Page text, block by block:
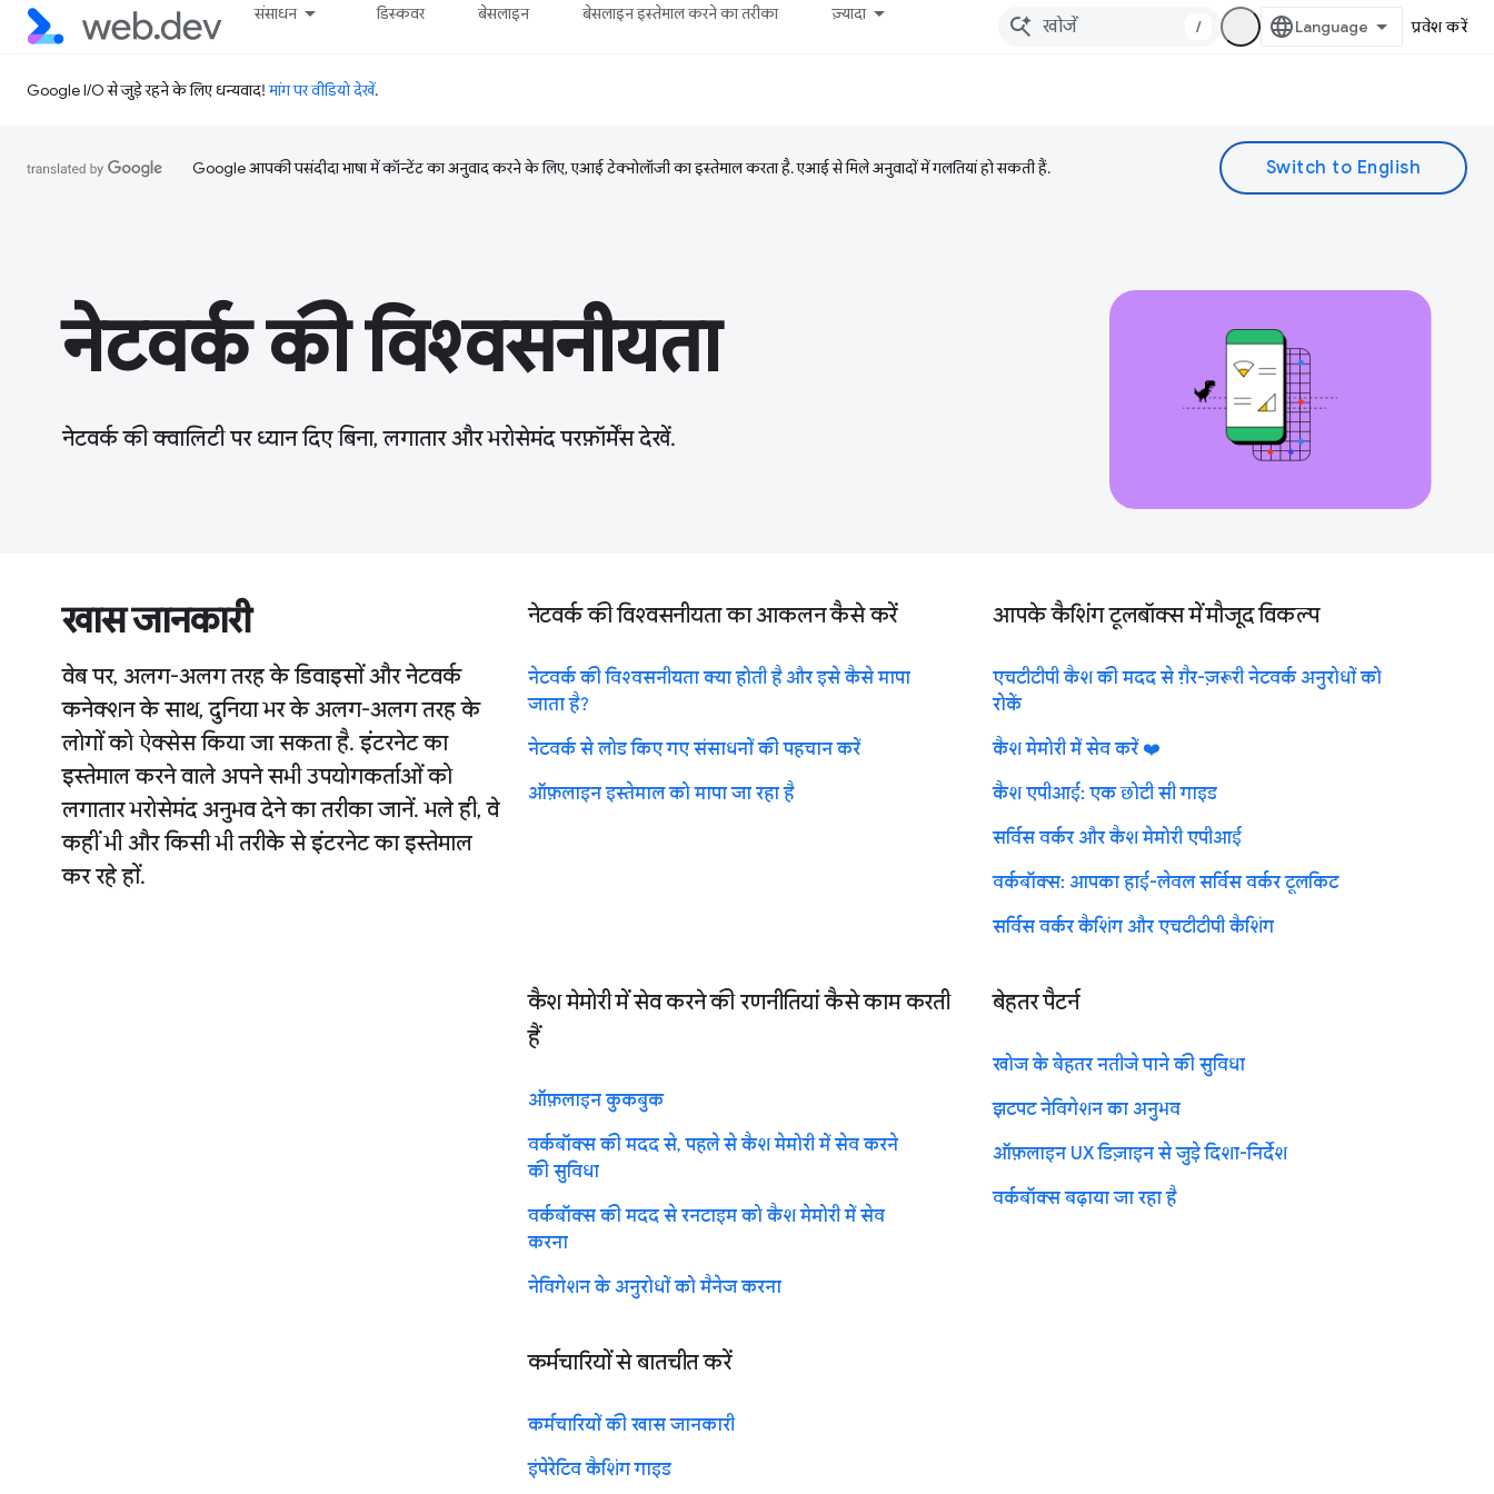
संसाधन डिस्कवर बेसलाइन बेसलाइन इस्तेमाल करने का तरीका ज़्यादा
/ प्रवेश करें
Google I/O से जुड़े रहने के लिए धन्यवाद!मांग पर वीडियो देखें.
Google आपकी पसंदीदा भाषा में कॉन्टेंट का अनुवाद करने के लिए, एआई टेक्नोलॉजी का इस्तेमाल करता है. एआई से मिले अनुवादों में गलतियां हो सकती हैं.
नेटवर्क की विश्वसनीयता
नेटवर्क की क्वालिटी पर ध्यान दिए बिना, लगातार और भरोसेमंद परफ़ॉर्मेंस देखें.
खास जानकारी
वेब पर, अलग-अलग तरह के डिवाइसों और नेटवर्क
कनेक्शन के साथ, दुनिया भर के अलग-अलग तरह के
लोगों को ऐक्सेस किया जा सकता है. इंटरनेट का
इस्तेमाल करने वाले अपने सभी उपयोगकर्ताओं को
लगातार भरोसेमंद अनुभव देने का तरीका जानें. भले ही, वे
कहीं भी और किसी भी तरीके से इंटरनेट का इस्तेमाल
कर रहे हों.
नेटवर्क की विश्वसनीयता का आकलन कैसे करें
नेटवर्क की विश्वसनीयता क्या होती है और इसे कैसे मापा
जाता है?
नेटवर्क से लोड किए गए संसाधनों की पहचान करें
ऑफ़लाइन इस्तेमाल को मापा जा रहा है
आपके कैशिंग टूलबॉक्स में मौजूद विकल्प
एचटीटीपी कैश की मदद से ग़ैर-ज़रूरी नेटवर्क अनुरोधों को
रोकें
कैश मेमोरी में सेव करें ❤️
कैश एपीआई: एक छोटी सी गाइड
सर्विस वर्कर और कैश मेमोरी एपीआई
वर्कबॉक्स: आपका हाई-लेवल सर्विस वर्कर टूलकिट
सर्विस वर्कर कैशिंग और एचटीटीपी कैशिंग
कैश मेमोरी में सेव करने की रणनीतियां कैसे काम करती
हैं
ऑफ़लाइन कुकबुक
वर्कबॉक्स की मदद से, पहले से कैश मेमोरी में सेव करने
की सुविधा
वर्कबॉक्स की मदद से रनटाइम को कैश मेमोरी में सेव
करना
नेविगेशन के अनुरोधों को मैनेज करना
बेहतर पैटर्न
खोज के बेहतर नतीजे पाने की सुविधा
झटपट नेविगेशन का अनुभव
ऑफ़लाइन UX डिज़ाइन से जुड़े दिशा-निर्देश
वर्कबॉक्स बढ़ाया जा रहा है
कर्मचारियों से बातचीत करें
कर्मचारियों की खास जानकारी
इंपेरेटिव कैशिंग गाइड